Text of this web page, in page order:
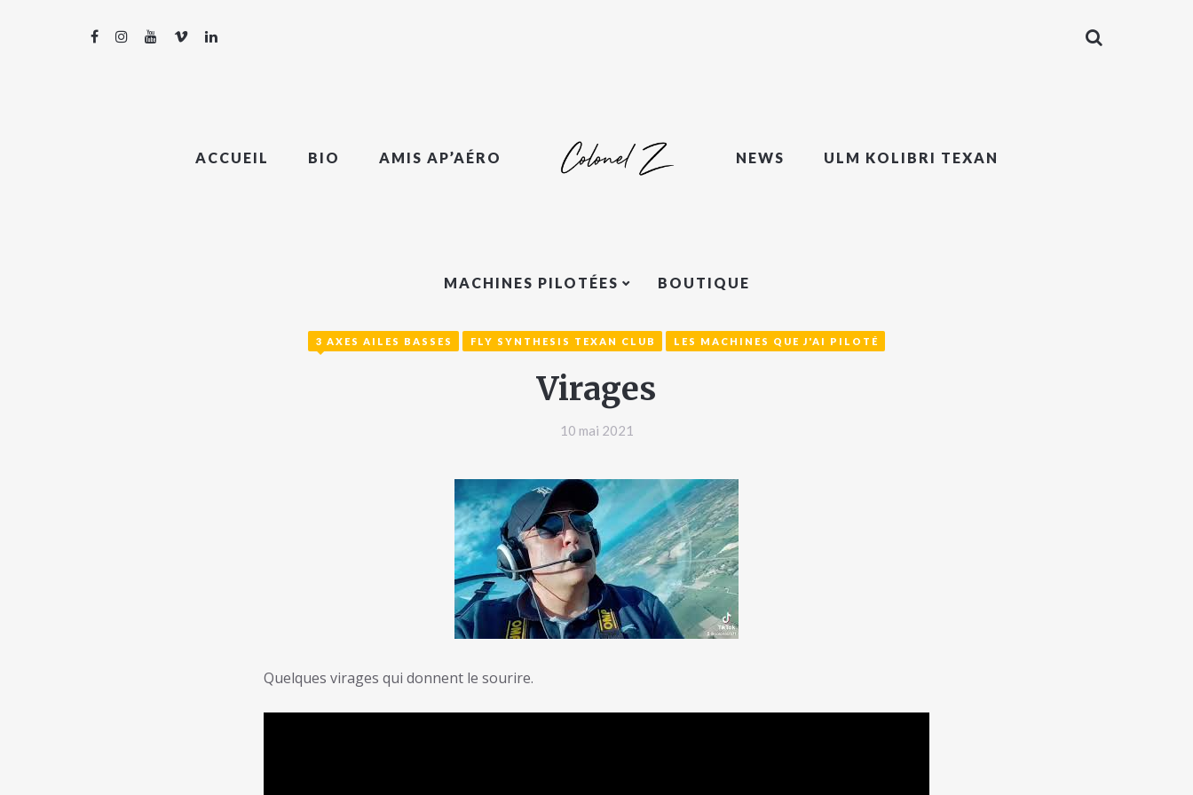
ACCUEIL BIO AMIS AP’AÉRO NEWS ULM KOLIBRI TEXAN
MACHINES PILOTÉES BOUTIQUE
3 AXES AILES BASSES FLY SYNTHESIS TEXAN CLUB LES MACHINES QUE J'AI PILOTÉ
Virages
10 mai 2021
Quelques virages qui donnent le sourire.